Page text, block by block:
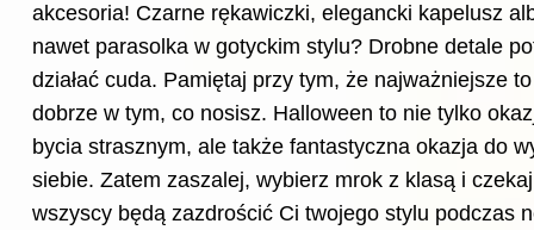
akcesoria! Czarne rękawiczki, elegancki kapelusz
nawet parasolka w gotyckim stylu? Drobne detale
działać cuda. Pamiętaj przy tym, że najważniejsze
dobrze w tym, co nosisz. Halloween to nie tylko
bycia strasznym, ale także fantastyczna okazja do
siebie. Zatem zaszalej, wybierz mrok z klasą i
wszyscy będą zazdrościć Ci twojego stylu podczas